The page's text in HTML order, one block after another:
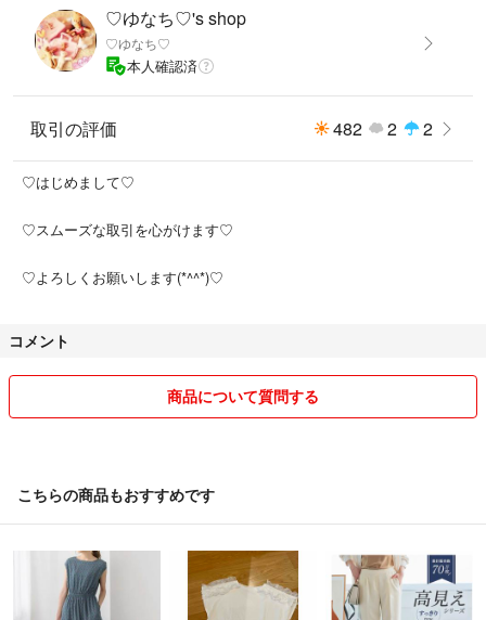
#着痩せパンツ
#着痩せ効果
#美脚
#キレイめ
#着回し
#スラックス
#ラフ
#足長
#ピンクベージュ
#オフィス
#イベント
#参観日
♡ゆなち♡'s shop
♡ゆなち♡
本人確認済
取引の評価 482 2 2
♡はじめまして♡
♡スムーズな取引を心がけます♡
♡よろしくお願いします(*^^*)♡
コメント
商品について質問する
こちらの商品もおすすめです